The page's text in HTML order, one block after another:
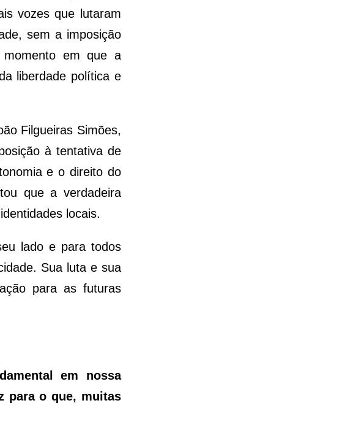
vozes que lutaram
sem a imposição
em que a
liberdade política e
Filgueiras Simões,
à tentativa de
e o direito do
que a verdadeira
locais.
lado e para todos
Sua luta e sua
para as futuras
em nossa
para o que, muitas